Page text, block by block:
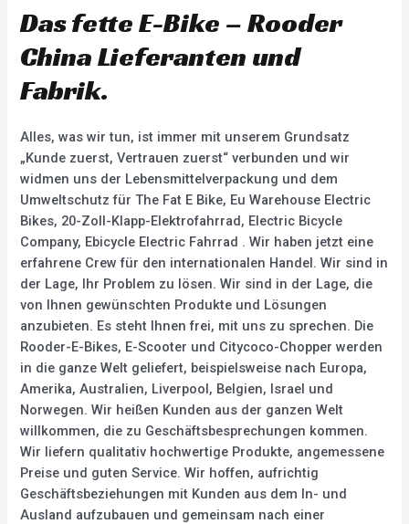
Das fette E-Bike – Rooder
China Lieferanten und
Fabrik.
Alles, was wir tun, ist immer mit unserem Grundsatz
„Kunde zuerst, Vertrauen zuerst“ verbunden und wir
widmen uns der Lebensmittelverpackung und dem
Umweltschutz für The Fat E Bike, Eu Warehouse Electric
Bikes, 20-Zoll-Klapp-Elektrofahrrad, Electric Bicycle
Company, Ebicycle Electric Fahrrad . Wir haben jetzt eine
erfahrene Crew für den internationalen Handel. Wir sind in
der Lage, Ihr Problem zu lösen. Wir sind in der Lage, die
von Ihnen gewünschten Produkte und Lösungen
anzubieten. Es steht Ihnen frei, mit uns zu sprechen. Die
Rooder-E-Bikes, E-Scooter und Citycoco-Chopper werden
in die ganze Welt geliefert, beispielsweise nach Europa,
Amerika, Australien, Liverpool, Belgien, Israel und
Norwegen. Wir heißen Kunden aus der ganzen Welt
willkommen, die zu Geschäftsbesprechungen kommen.
Wir liefern qualitativ hochwertige Produkte, angemessene
Preise und guten Service. Wir hoffen, aufrichtig
Geschäftsbeziehungen mit Kunden aus dem In- und
Ausland aufzubauen und gemeinsam nach einer